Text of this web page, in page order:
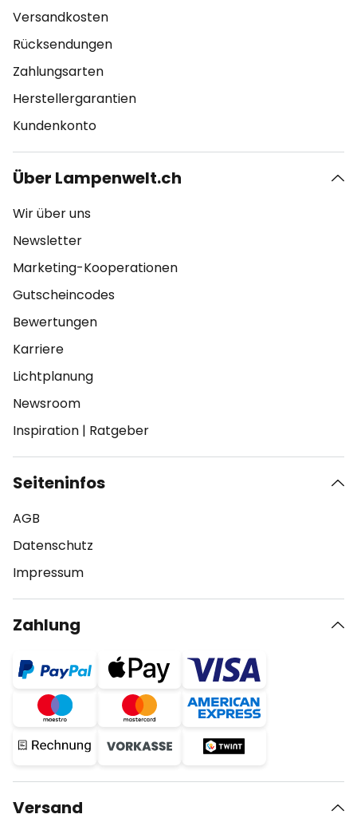
Versandkosten
Rücksendungen
Zahlungsarten
Herstellergarantien
Kundenkonto
Über Lampenwelt.ch
Wir über uns
Newsletter
Marketing-Kooperationen
Gutscheincodes
Bewertungen
Karriere
Lichtplanung
Newsroom
Inspiration | Ratgeber
Seiteninfos
AGB
Datenschutz
Impressum
Zahlung
Versand